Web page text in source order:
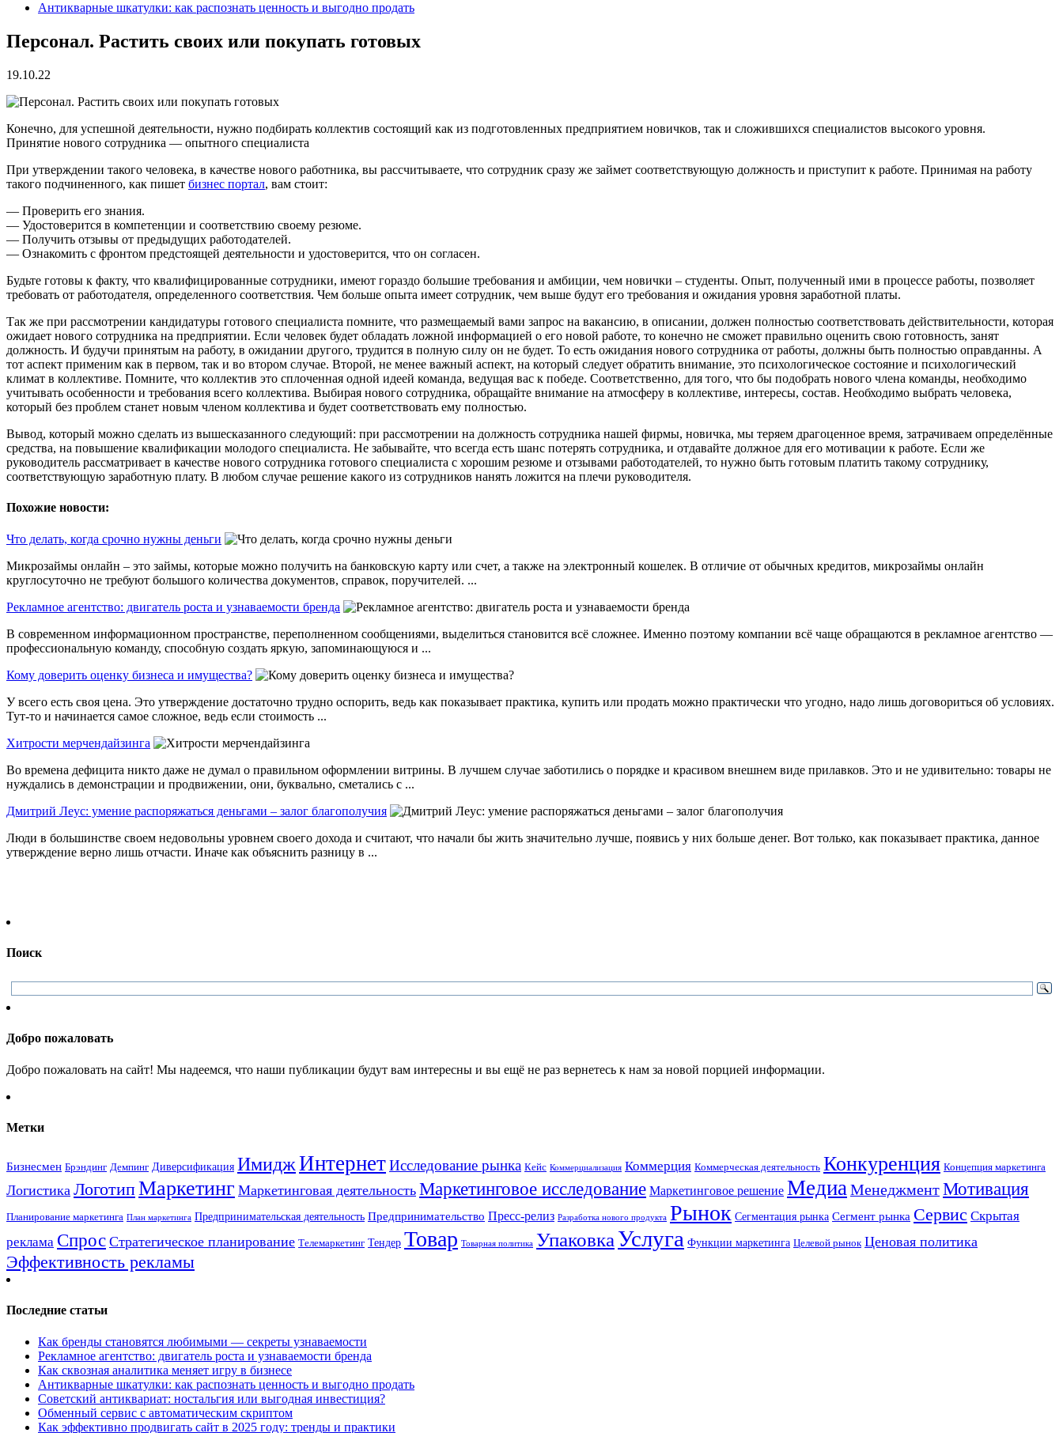
Антикварные шкатулки: как распознать ценность и выгодно продать
Персонал. Растить своих или покупать готовых
19.10.22
Конечно, для успешной деятельности, нужно подбирать коллектив состоящий как из подготовленных предприятием новичков, так и сложившихся специалистов высокого уровня.
Принятие нового сотрудника — опытного специалиста
При утверждении такого человека, в качестве нового работника, вы рассчитываете, что сотрудник сразу же займет соответствующую должность и приступит к работе. Принимая на работу
такого подчиненного, как пишет бизнес портал, вам стоит:
— Проверить его знания.
— Удостоверится в компетенции и соответствию своему резюме.
— Получить отзывы от предыдущих работодателей.
— Ознакомить с фронтом предстоящей деятельности и удостоверится, что он согласен.
Будьте готовы к факту, что квалифицированные сотрудники, имеют гораздо большие требования и амбиции, чем новички – студенты. Опыт, полученный ими в процессе работы, позволяет
требовать от работодателя, определенного соответствия. Чем больше опыта имеет сотрудник, чем выше будут его требования и ожидания уровня заработной платы.
Так же при рассмотрении кандидатуры готового специалиста помните, что размещаемый вами запрос на вакансию, в описании, должен полностью соответствовать действительности, которая
ожидает нового сотрудника на предприятии. Если человек будет обладать ложной информацией о его новой работе, то конечно не сможет правильно оценить свою готовность, занят
должность. И будучи принятым на работу, в ожидании другого, трудится в полную силу он не будет. То есть ожидания нового сотрудника от работы, должны быть полностью оправданны. А
тот аспект применим как в первом, так и во втором случае. Второй, не менее важный аспект, на который следует обратить внимание, это психологическое состояние и психологический
климат в коллективе. Помните, что коллектив это сплоченная одной идеей команда, ведущая вас к победе. Соответственно, для того, что бы подобрать нового члена команды, необходимо
учитывать особенности и требования всего коллектива. Выбирая нового сотрудника, обращайте внимание на атмосферу в коллективе, интересы, состав. Необходимо выбрать человека,
который без проблем станет новым членом коллектива и будет соответствовать ему полностью.
Вывод, который можно сделать из вышесказанного следующий: при рассмотрении на должность сотрудника нашей фирмы, новичка, мы теряем драгоценное время, затрачиваем определённые
средства, на повышение квалификации молодого специалиста. Не забывайте, что всегда есть шанс потерять сотрудника, и отдавайте должное для его мотивации к работе. Если же
руководитель рассматривает в качестве нового сотрудника готового специалиста с хорошим резюме и отзывами работодателей, то нужно быть готовым платить такому сотруднику,
соответствующую заработную плату. В любом случае решение какого из сотрудников нанять ложится на плечи руководителя.
Похожие новости:
Что делать, когда срочно нужны деньги
Микрозаймы онлайн – это займы, которые можно получить на банковскую карту или счет, а также на электронный кошелек. В отличие от обычных кредитов, микрозаймы онлайн
круглосуточно не требуют большого количества документов, справок, поручителей. ...
Рекламное агентство: двигатель роста и узнаваемости бренда
В современном информационном пространстве, переполненном сообщениями, выделиться становится всё сложнее. Именно поэтому компании всё чаще обращаются в рекламное агентство —
профессиональную команду, способную создать яркую, запоминающуюся и ...
Кому доверить оценку бизнеса и имущества?
У всего есть своя цена. Это утверждение достаточно трудно оспорить, ведь как показывает практика, купить или продать можно практически что угодно, надо лишь договориться об условиях.
Тут-то и начинается самое сложное, ведь если стоимость ...
Хитрости мерчендайзинга
Во времена дефицита никто даже не думал о правильном оформлении витрины. В лучшем случае заботились о порядке и красивом внешнем виде прилавков. Это и не удивительно: товары не
нуждались в демонстрации и продвижении, они, буквально, сметались с ...
Дмитрий Леус: умение распоряжаться деньгами – залог благополучия
Люди в большинстве своем недовольны уровнем своего дохода и считают, что начали бы жить значительно лучше, появись у них больше денег. Вот только, как показывает практика, данное
утверждение верно лишь отчасти. Иначе как объяснить разницу в ...
Поиск
Добро пожаловать
Добро пожаловать на сайт! Мы надеемся, что наши публикации будут вам интересны и вы ещё не раз вернетесь к нам за новой порцией информации.
Метки
Бизнесмен Брэндинг Демпинг Диверсификация ИмиджИнтернетИсследование рынка Кейс Коммерциализация Коммерция Коммерческая деятельность Конкуренция Концепция маркетинга
Логистика ЛоготипМаркетинг Маркетинговая деятельность Маркетинговое исследование Маркетинговое решение МедиаМенеджментМотивация
Планирование маркетинга План маркетинга Предпринимательская деятельность Предпринимательство Пресс-релиз Разработка нового продукта Рынок Сегментация рынка Сегмент рынка Сервис Скрытая
реклама Спрос Стратегическое планирование Телемаркетинг Тендер Товар Товарная политика Упаковка Услуга Функции маркетинга Целевой рынок Ценовая политика
Эффективность рекламы
Последние статьи
Как бренды становятся любимыми — секреты узнаваемости
Рекламное агентство: двигатель роста и узнаваемости бренда
Как сквозная аналитика меняет игру в бизнесе
Антикварные шкатулки: как распознать ценность и выгодно продать
Советский антиквариат: ностальгия или выгодная инвестиция?
Обменный сервис с автоматическим скриптом
Как эффективно продвигать сайт в 2025 году: тренды и практики